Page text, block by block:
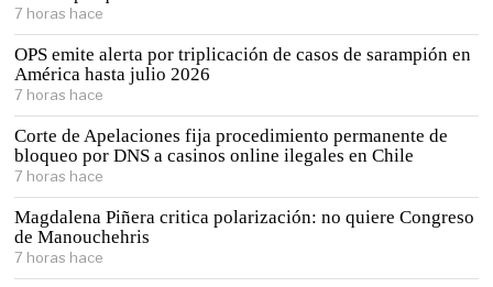
7 horas hace
OPS emite alerta por triplicación de casos de sarampión en
América hasta julio 2026
7 horas hace
Corte de Apelaciones fija procedimiento permanente de
bloqueo por DNS a casinos online ilegales en Chile
7 horas hace
Magdalena Piñera critica polarización: no quiere Congreso
de Manouchehris
7 horas hace